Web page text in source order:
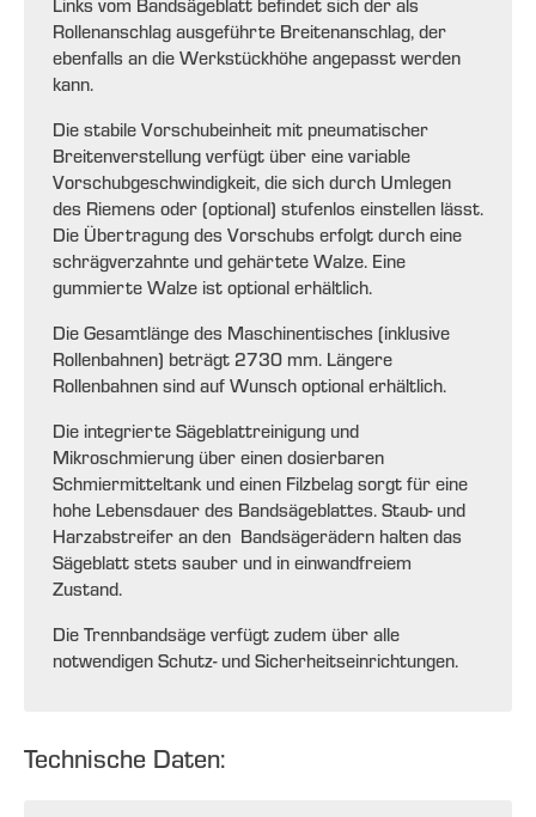
Rollenanschlag ausgeführte Breitenanschlag, der
ebenfalls an die Werkstückhöhe angepasst werden
kann.
Die stabile Vorschubeinheit mit pneumatischer
Breitenverstellung verfügt über eine variable
Vorschubgeschwindigkeit, die sich durch Umlegen
des Riemens oder (optional) stufenlos einstellen lässt.
Die Übertragung des Vorschubs erfolgt durch eine
schrägverzahnte und gehärtete Walze. Eine
gummierte Walze ist optional erhältlich.
Die Gesamtlänge des Maschinentisches (inklusive
Rollenbahnen) beträgt 2730 mm. Längere
Rollenbahnen sind auf Wunsch optional erhältlich.
Die integrierte Sägeblattreinigung und
Mikroschmierung über einen dosierbaren
Schmiermitteltank und einen Filzbelag sorgt für eine
hohe Lebensdauer des Bandsägeblattes. Staub- und
Harzabstreifer an den Bandsägerädern halten das
Sägeblatt stets sauber und in einwandfreiem
Zustand.
Die Trennbandsäge verfügt zudem über alle
notwendigen Schutz- und Sicherheitseinrichtungen.
Technische Daten: